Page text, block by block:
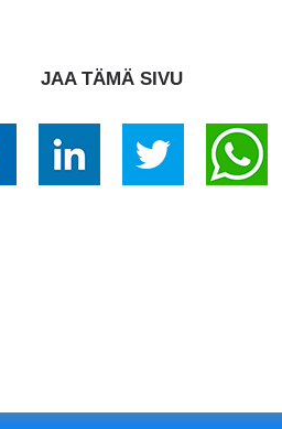
JAA TÄMÄ SIVU